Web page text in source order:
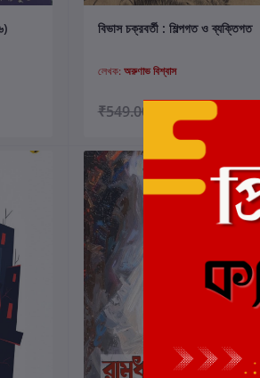
কার্টে যোগ করুন
বিভাস চক্রবর্তী : শিল্পগত ও ব্যক্তিগত
লেখক: অরুণাভ বিশ্বাস
₹549.00